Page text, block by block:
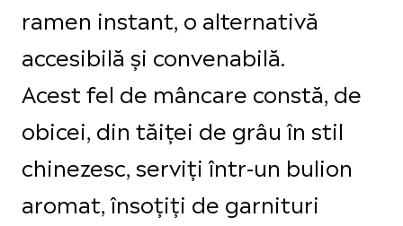
ramen instant, o alternativă
accesibilă și convenabilă.
Acest fel de mâncare constă, de
obicei, din tăiței de grâu în stil
chinezesc, serviți într-un bulion
aromat, însoțiți de garnituri